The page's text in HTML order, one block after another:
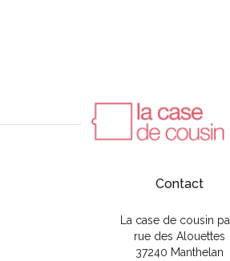
Contact
La case de cousin
rue des Alouettes
37240 Manthelan